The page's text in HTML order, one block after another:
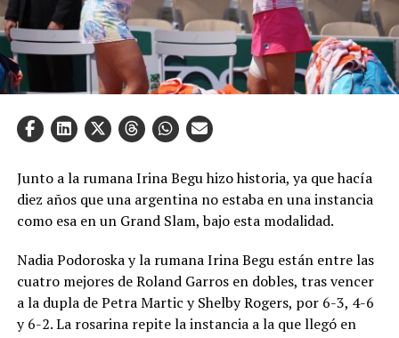
Junto a la rumana Irina Begu hizo historia, ya que hacía
diez años que una argentina no estaba en una instancia
como esa en un Grand Slam, bajo esta modalidad.
Nadia Podoroska y la rumana Irina Begu están entre las
cuatro mejores de Roland Garros en dobles, tras vencer
a la dupla de Petra Martic y Shelby Rogers, por 6-3, 4-6
y 6-2. La rosarina repite la instancia a la que llegó en